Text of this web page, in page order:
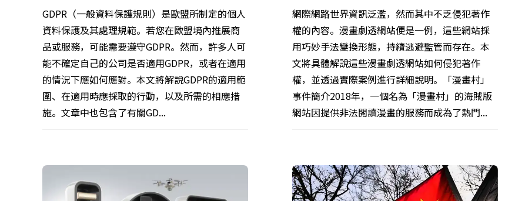
GDPR（一般資料保護規則）是歐盟所制定的個人
資料保護及其處理規範。若您在歐盟境內推展商
品或服務，可能需要遵守GDPR。然而，許多人可
能不確定自己的公司是否適用GDPR，或者在適用
的情況下應如何應對。本文將解說GDPR的適用範
圍、在適用時應採取的行動，以及所需的相應措
施。文章中也包含了有關GD...
網際網路世界資訊泛濫，然而其中不乏侵犯著作
權的內容。漫畫劇透網站便是一例，這些網站採
用巧妙手法變換形態，持續逃避監管而存在。本
文將具體解說這些漫畫劇透網站如何侵犯著作
權，並透過實際案例進行詳細說明。「漫畫村」
事件簡介2018年，一個名為「漫畫村」的海賊版
網站因提供非法閱讀漫畫的服務而成為了熱門...